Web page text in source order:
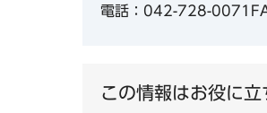
電話：042-728-0071
この情報はお役に立